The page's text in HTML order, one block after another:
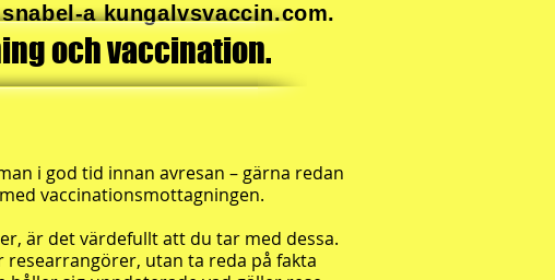
a kungalvsvaccin.com.
och vaccination.
i god tid innan avresan – gärna redan
vaccinationsmottagningen.
är det värdefullt att du tar med dessa.
researrangörer, utan ta reda på fakta